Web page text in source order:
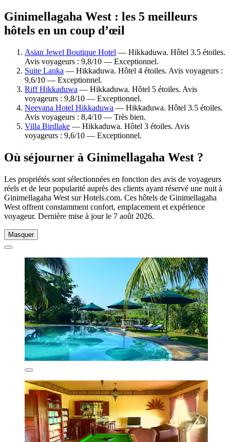
Ginimellagaha West : les 5 meilleurs
hôtels en un coup d’œil
Asian Jewel Boutique Hotel — Hikkaduwa. Hôtel 3.5 étoiles.
Avis voyageurs : 9,8/10 — Exceptionnel.
Suite Lanka — Hikkaduwa. Hôtel 4 étoiles. Avis voyageurs :
9,6/10 — Exceptionnel.
Riff Hikkaduwa — Hikkaduwa. Hôtel 5 étoiles. Avis
voyageurs : 9,8/10 — Exceptionnel.
Neevana Hotel Hikkaduwa — Hikkaduwa. Hôtel 3.5 étoiles.
Avis voyageurs : 8,4/10 — Très bien.
Villa Birdlake — Hikkaduwa. Hôtel 3 étoiles. Avis
voyageurs : 9,6/10 — Exceptionnel.
Où séjourner à Ginimellagaha West ?
Les propriétés sont sélectionnées en fonction des avis de voyageurs
réels et de leur popularité auprès des clients ayant réservé une nuit à
Ginimellagaha West sur Hotels.com. Ces hôtels de Ginimellagaha
West offrent constamment confort, emplacement et expérience
voyageur. Dernière mise à jour le 7 août 2026.
Masquer